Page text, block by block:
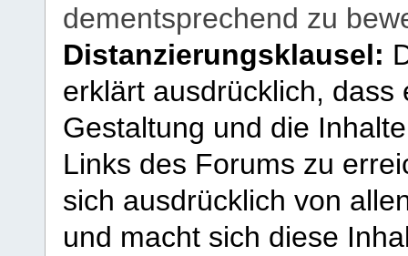
dementsprechend zu
Distanzierungsklausel:
erklärt ausdrücklich,
Gestaltung und die
Links des Forums zu
sich ausdrücklich von
und macht sich diese